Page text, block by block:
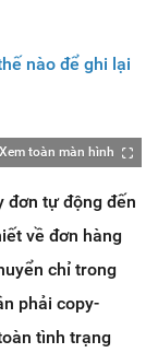
nào để ghi lại
Xem toàn màn hình
đơn tự động đến
về đơn hàng
chỉ trong
phải copy-
tình trạng